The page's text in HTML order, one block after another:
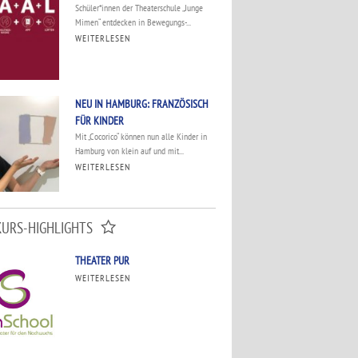
Schüler*innen der Theaterschule „Junge
Mimen“ entdecken in Bewegungs-...
WEITERLESEN
NEU IN HAMBURG: FRANZÖSISCH
FÜR KINDER
Mit „Cocorico“ können nun alle Kinder in
Hamburg von klein auf und mit...
WEITERLESEN
HIGHLIGHTS
THEATER PUR
WEITERLESEN